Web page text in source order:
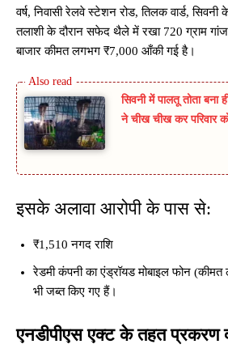
वर्ष, निवासी रेलवे स्टेशन रोड, तिलक वार्ड,
तलाशी के दौरान सफेद थैले में रखा 720 ग्राम
बाजार कीमत लगभग ₹7,000 आँकी गई है।
सिवनी में पालतू तोता बना
ने चीख चीख कर परिवार
इसके अलावा आरोपी के पास से:
₹1,510 नगद राशि
रेडमी कंपनी का एंड्रॉयड मोबाइल फोन
भी जब्त किए गए हैं।
एनडीपीएस एक्ट के तहत प्रकरण